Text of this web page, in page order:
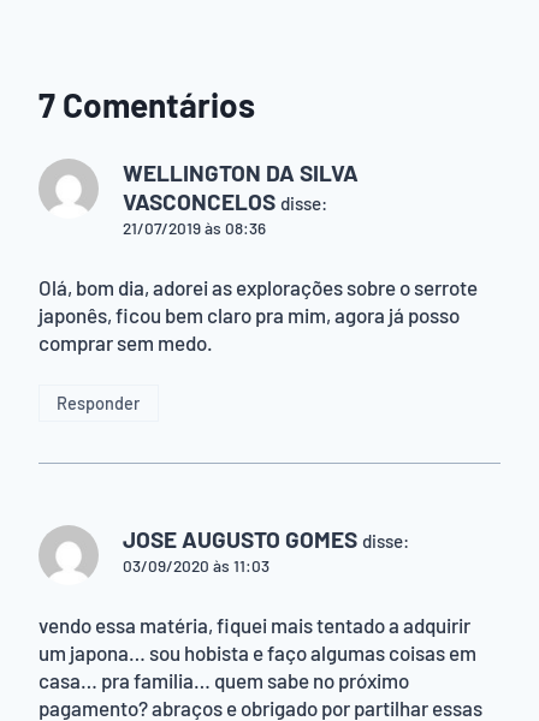
7 Comentários
WELLINGTON DA SILVA
VASCONCELOS disse:
21/07/2019 às 08:36
Olá, bom dia, adorei as explorações sobre o serrote
japonês, ficou bem claro pra mim, agora já posso
comprar sem medo.
Responder
JOSE AUGUSTO GOMES disse:
03/09/2020 às 11:03
vendo essa matéria, fiquei mais tentado a adquirir
um japona… sou hobista e faço algumas coisas em
casa… pra familia… quem sabe no próximo
pagamento? abraços e obrigado por partilhar essas